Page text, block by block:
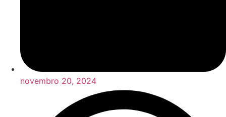
novembro 20, 2024